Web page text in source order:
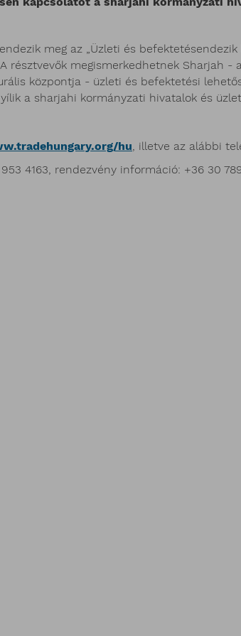
meg az „Üzleti és befektetésendezik
résztvevők megismerkedhetnek Sharjah -
központja - üzleti és befektetési
a sharjahi kormányzati hivatalok és
hu, illetve az alábbi
4163, rendezvény információ: +36 30